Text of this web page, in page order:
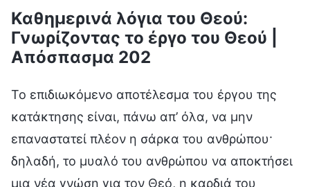
Καθημερινά λόγια του Θεού:
Γνωρίζοντας το έργο του Θεού |
Απόσπασμα 202
Το επιδιωκόμενο αποτέλεσμα του έργου της
κατάκτησης είναι, πάνω απ’ όλα, να μην
επαναστατεί πλέον η σάρκα του ανθρώπου·
δηλαδή, το μυαλό του ανθρώπου να αποκτήσει
μια νέα γνώση για τον Θεό, η καρδιά του